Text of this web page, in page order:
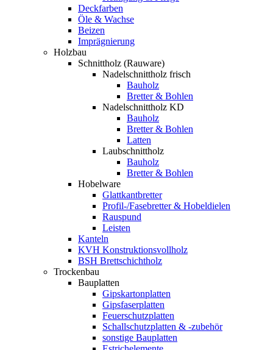
Deckfarben
Öle & Wachse
Beizen
Imprägnierung
Holzbau
Schnittholz (Rauware)
Nadelschnittholz frisch
Bauholz
Bretter & Bohlen
Nadelschnittholz KD
Bauholz
Bretter & Bohlen
Latten
Laubschnittholz
Bauholz
Bretter & Bohlen
Hobelware
Glattkantbretter
Profil-/Fasebretter & Hobeldielen
Rauspund
Leisten
Kanteln
KVH Konstruktionsvollholz
BSH Brettschichtholz
Trockenbau
Bauplatten
Gipskartonplatten
Gipsfaserplatten
Feuerschutzplatten
Schallschutzplatten & -zubehör
sonstige Bauplatten